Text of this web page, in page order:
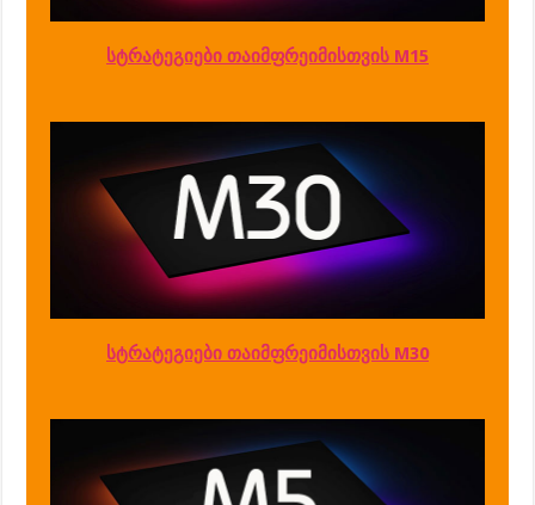
სტრატეგიები თაიმფრეიმისთვის M15
სტრატეგიები თაიმფრეიმისთვის M30